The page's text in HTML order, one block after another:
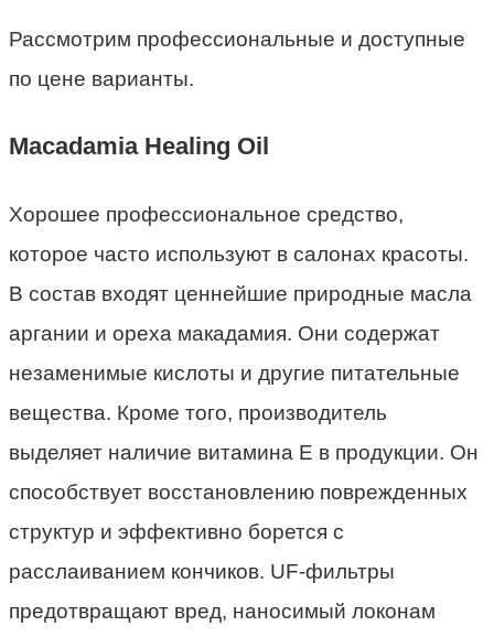
Рассмотрим профессиональные и доступные
по цене варианты.
Macadamia Healing Oil
Хорошее профессиональное средство,
которое часто используют в салонах красоты.
В состав входят ценнейшие природные масла
аргании и ореха макадамия. Они содержат
незаменимые кислоты и другие питательные
вещества. Кроме того, производитель
выделяет наличие витамина Е в продукции. Он
способствует восстановлению поврежденных
структур и эффективно борется с
расслаиванием кончиков. UF-фильтры
предотвращают вред, наносимый локонам